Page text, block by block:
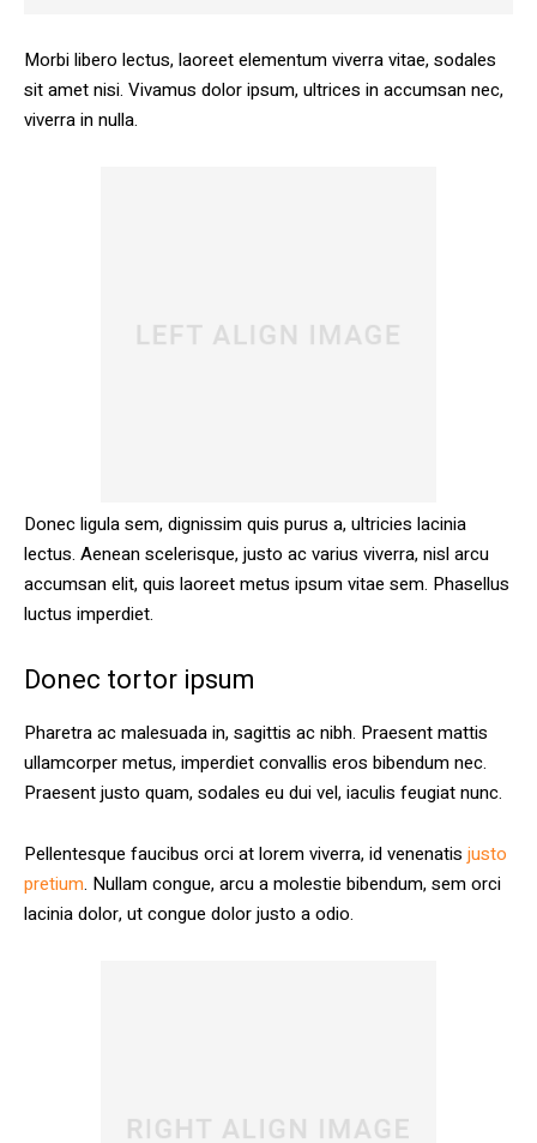
Morbi libero lectus, laoreet elementum viverra vitae, sodales
sit amet nisi. Vivamus dolor ipsum, ultrices in accumsan nec,
viverra in nulla.
Donec ligula sem, dignissim quis purus a, ultricies lacinia
lectus. Aenean scelerisque, justo ac varius viverra, nisl arcu
accumsan elit, quis laoreet metus ipsum vitae sem. Phasellus
luctus imperdiet.
Donec tortor ipsum
Pharetra ac malesuada in, sagittis ac nibh. Praesent mattis
ullamcorper metus, imperdiet convallis eros bibendum nec.
Praesent justo quam, sodales eu dui vel, iaculis feugiat nunc.
Pellentesque faucibus orci at lorem viverra, id venenatis justo
pretium. Nullam congue, arcu a molestie bibendum, sem orci
lacinia dolor, ut congue dolor justo a odio.